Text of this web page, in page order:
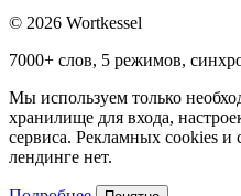
© 2026 Wortkessel
7000+ слов, 5 режимов,
Мы используем только
хранилище для входа,
сервиса. Рекламных cookies и
лендинге нет.